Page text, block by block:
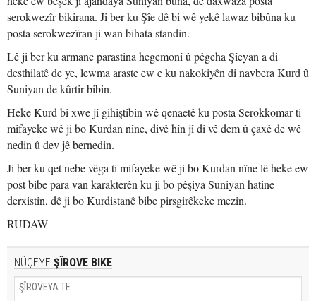
serokwezîr bikirana. Ji ber ku Şîe dê bi wê yekê lawaz bibûna ku
posta serokwezîran ji wan bihata standin.
Lê ji ber ku armanc parastina hegemonî û pêgeha Şîeyan a di
desthilatê de ye, lewma araste ew e ku nakokiyên di navbera Kurd û
Suniyan de kûrtir bibin.
Heke Kurd bi xwe jî gihiştibin wê qenaetê ku posta Serokkomar ti
mifayeke wê ji bo Kurdan nîne, divê hîn jî di vê dem û çaxê de wê
nedin û dev jê bernedin.
Ji ber ku qet nebe vêga ti mifayeke wê ji bo Kurdan nîne lê heke ew
post bibe para van karakterên ku ji bo pêşiya Suniyan hatine
derxistin, dê ji bo Kurdistanê bibe pirsgirêkeke mezin.
RUDAW
NÛÇEYE ŞÎROVE BIKE